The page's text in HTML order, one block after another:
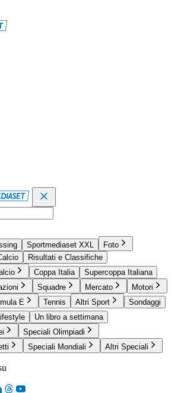
Sportmediaset XXL
Foto
Risultati e Classifiche
Coppa Italia
Supercoppa Italiana
Squadre Mercato
Motori
E Tennis Altri Sport
Sondaggi
Un libro a settimana
Speciali Olimpiadi
Speciali Mondiali Altri Speciali